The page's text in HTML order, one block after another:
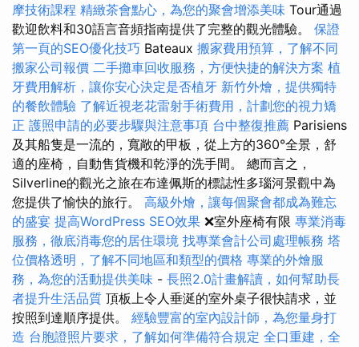
摩技術課程 精緻茶會點心，為您的聚會增添美味 Tour通過
歡迎飲料和30語言音頻指南提供了完整的觀光體驗。 保證
第一頁的SEO優化技巧 Bateaux 搬家費用預算，了解不同
搬家公司報價 二手攤車回收服務，方便快捷的解決方案 植
牙費用解析，讓你安心決定是否植牙 新竹外燴，提供獨特
的餐飲體驗 了解近視老花雷射手術費用，計劃您的視力矯
正 護照申請的必要步驟與注意事項 台中整復推薦 Parisiens
及其船隻是一流的，寬敞的甲板，從上方的360°全景，舒
適的座椅，自動售貨機和乾淨的洗手間。 總而言之，
Silverline的觀光之旅在布達佩斯的標誌性多瑙河景觀中為
您提供了愉快的旅行。 高級外燴，讓每個聚會都成為難忘
的盛宴 提高WordPress SEO效果 ❌室外座椅有限 專業消毒
服務，徹底消毒您的居住環境 找專業會計公司處理帳務 塔
位價格透明，了解不同地區和類型的價格 專業的外燴服
務，為您的活動提供美味 - 長照2.0計畫解讀，如何幫助長
者提升生活品質 頂板上令人垂涎的室外桌子很快請求，並
按照到達順序提供。 經驗豐富的室內設計師，為您量身打
造 台胞證照片要求，了解如何準備符合規定 全口重建，全